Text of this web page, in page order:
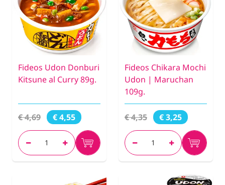
Fideos Udon Donburi
Kitsune al Curry 89g.
€ 4,69 € 4,55
Fideos Chikara Mochi
Udon | Maruchan
109g.
€ 4,35 € 3,25